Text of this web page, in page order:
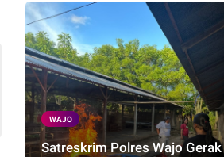
WAJO
Satreskrim Polres Wajo Gerak